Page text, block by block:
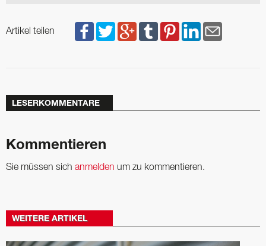
Artikel teilen
LESERKOMMENTARE
Kommentieren
Sie müssen sich anmelden um zu kommentieren.
WEITERE ARTIKEL